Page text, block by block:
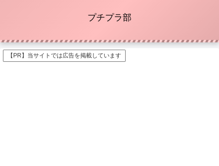
プチプラ部
【PR】当サイトでは広告を掲載しています